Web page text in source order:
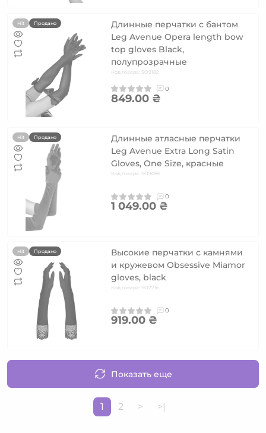
Hit Продано
Длинные перчатки с бантом
Leg Avenue Opera length bow
top gloves Black,
полупрозрачные
Код товара: SO9182
0
849.00 ₴
Hit Продано
Длинные атласные перчатки
Leg Avenue Extra Long Satin
Gloves, One Size, красные
Код товара: SO9086
0
1 049.00 ₴
Hit Продано
Высокие перчатки с камнями
и кружевом Obsessive Miamor
gloves, black
Код товара: SO7716
0
919.00 ₴
Показать еще
1 2 > >|